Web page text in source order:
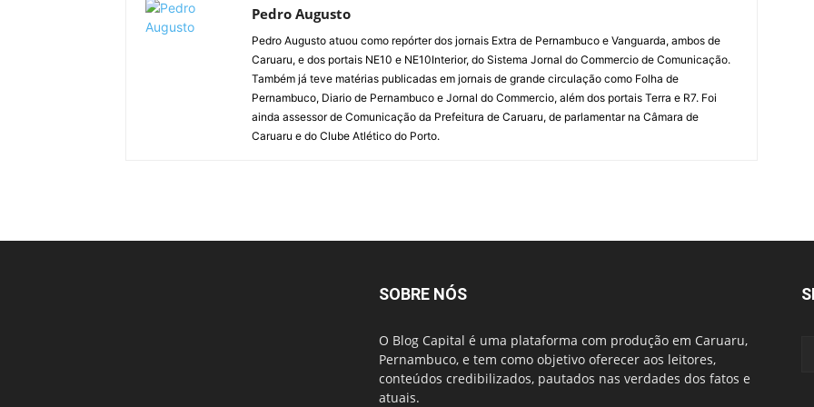
Pedro Augusto
Pedro Augusto atuou como repórter dos jornais Extra de Pernambuco e Vanguarda, ambos de
Caruaru, e dos portais NE10 e NE10Interior, do Sistema Jornal do Commercio de Comunicação.
Também já teve matérias publicadas em jornais de grande circulação como Folha de
Pernambuco, Diario de Pernambuco e Jornal do Commercio, além dos portais Terra e R7. Foi
ainda assessor de Comunicação da Prefeitura de Caruaru, de parlamentar na Câmara de
Caruaru e do Clube Atlético do Porto.
SOBRE NÓS
O Blog Capital é uma plataforma com produção em Caruaru,
Pernambuco, e tem como objetivo oferecer aos leitores,
conteúdos credibilizados, pautados nas verdades dos fatos e
atuais.